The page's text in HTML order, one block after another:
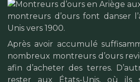
montreurs d’ours font danser
Unis vers 1900.
Après avoir accumulé
nombreux montreurs d’ours
afin d’acheter des terres.
rester aux États-Unis, où ils